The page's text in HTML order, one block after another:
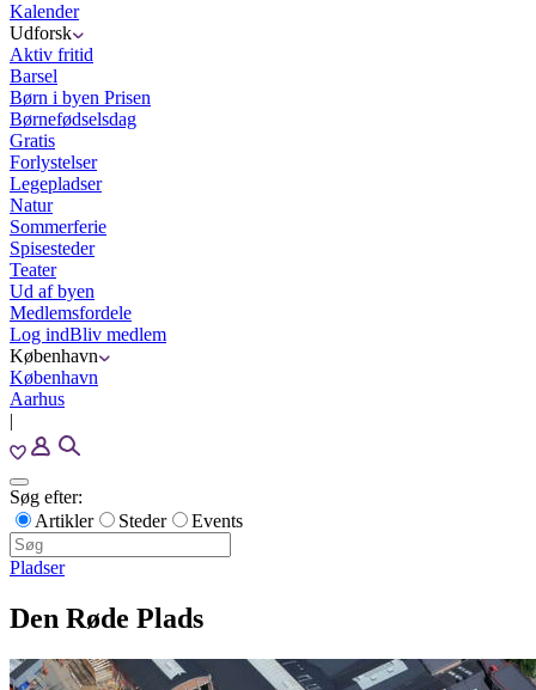
Kalender
Udforsk
Aktiv fritid
Barsel
Børn i byen Prisen
Børnefødselsdag
Gratis
Forlystelser
Legepladser
Natur
Sommerferie
Spisesteder
Teater
Ud af byen
Medlemsfordele
Log indBliv medlem
København
København
Aarhus
|
Søg efter:
Artikler
Steder Events
Pladser
Den Røde Plads